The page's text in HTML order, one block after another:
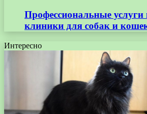
Профессиональные услуги
клиники для собак и
Интересно